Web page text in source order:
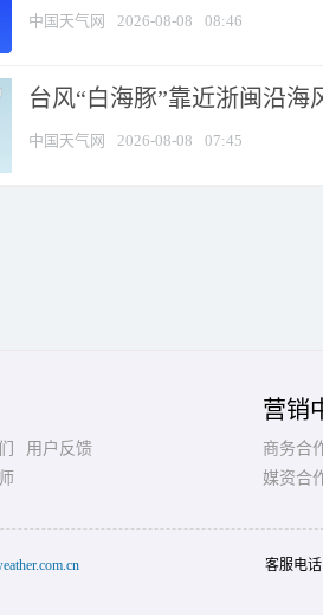
中国天气网 2026-08-08 08:46
台风“白海豚”靠近浙闽沿
中国天气网 2026-08-08 07:45
用户反馈
营销
商务合
媒资合
客服电